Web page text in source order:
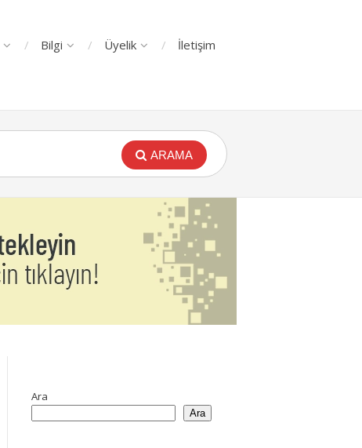
Bilgi Üyelik İletişim
ARAMA
Ara
Ara